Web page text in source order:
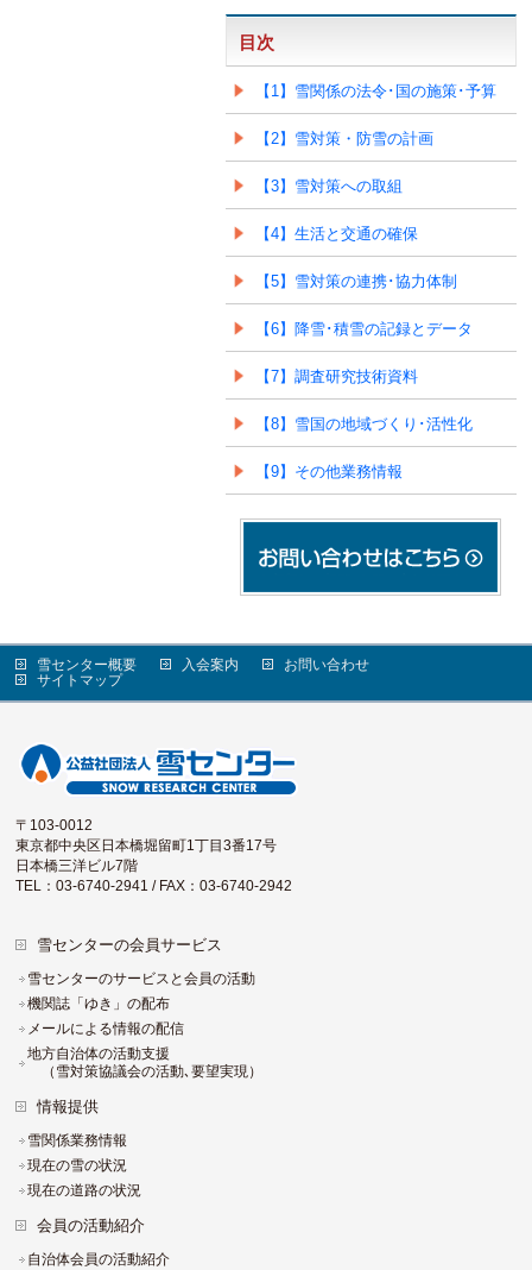
目次
【1】雪関係の法令･国の施策･予算
【2】雪対策・防雪の計画
【3】雪対策への取組
【4】生活と交通の確保
【5】雪対策の連携･協力体制
【6】降雪･積雪の記録とデータ
【7】調査研究技術資料
【8】雪国の地域づくり･活性化
【9】その他業務情報
雪センター概要 入会案内
お問い合わせ
サイトマップ
〒103-0012
東京都中央区日本橋堀留町1丁目3番17号
日本橋三洋ビル7階
TEL：03-6740-2941 / FAX：03-6740-2942
雪センターの会員サービス
雪センターのサービスと会員の活動
機関誌「ゆき」の配布
メールによる情報の配信
地方自治体の活動支援
（雪対策協議会の活動､要望実現）
情報提供
雪関係業務情報
現在の雪の状況
現在の道路の状況
会員の活動紹介
自治体会員の活動紹介